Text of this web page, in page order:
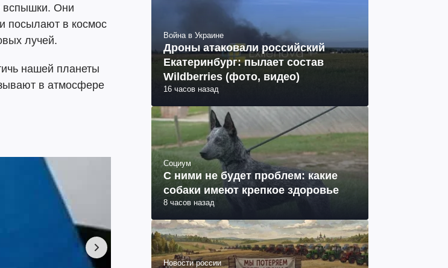
вспышки. Они
посылают в космос
лучей.
нашей планеты
в атмосфере
Война в Украине
Дроны атаковали российский
Екатеринбург: пылает состав
Wildberries (фото, видео)
16 часов назад
Социум
С ними не будет проблем: какие
собаки имеют крепкое здоровье
8 часов назад
Новости россии